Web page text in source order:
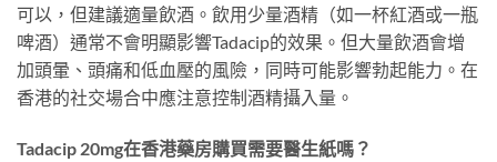
可以，但建議適量飲酒。飲用少量酒精（如一杯紅酒或一瓶
啤酒）通常不會明顯影響Tadacip的效果。但大量飲酒會增
加頭暈、頭痛和低血壓的風險，同時可能影響勃起能力。在
香港的社交場合中應注意控制酒精攝入量。
Tadacip 20mg在香港藥房購買需要醫生紙嗎？